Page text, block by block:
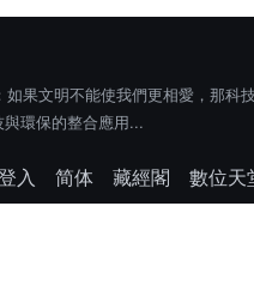
果文明不能使我們更相愛，那科
環保的整合應用...
入 简体 藏經閣
數位天